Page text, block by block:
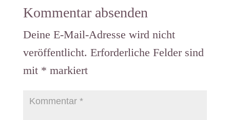
der
Niedrigzi
nspolitik
der EZB
Kommentar absenden
Deine E-Mail-Adresse wird nicht
veröffentlicht. Erforderliche Felder sind
mit * markiert